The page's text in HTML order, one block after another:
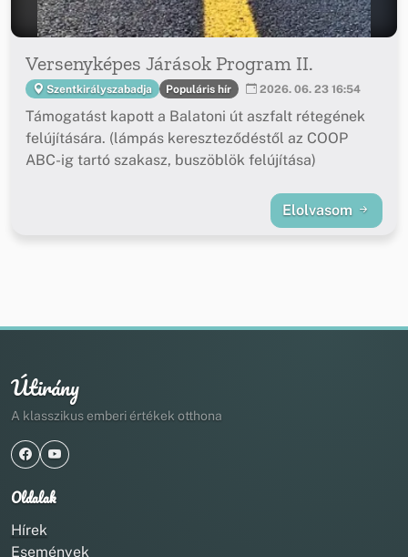
Versenyképes Járások Program II.
Szentkirályszabadja Populáris hír 2026. 06. 23 16:54
Támogatást kapott a Balatoni út aszfalt rétegének
felújítására. (lámpás kereszteződéstől az COOP
ABC-ig tartó szakasz, buszöblök felújítása)
Elolvasom
Útirány
A klasszikus emberi értékek otthona
Oldalak
Hírek
Események